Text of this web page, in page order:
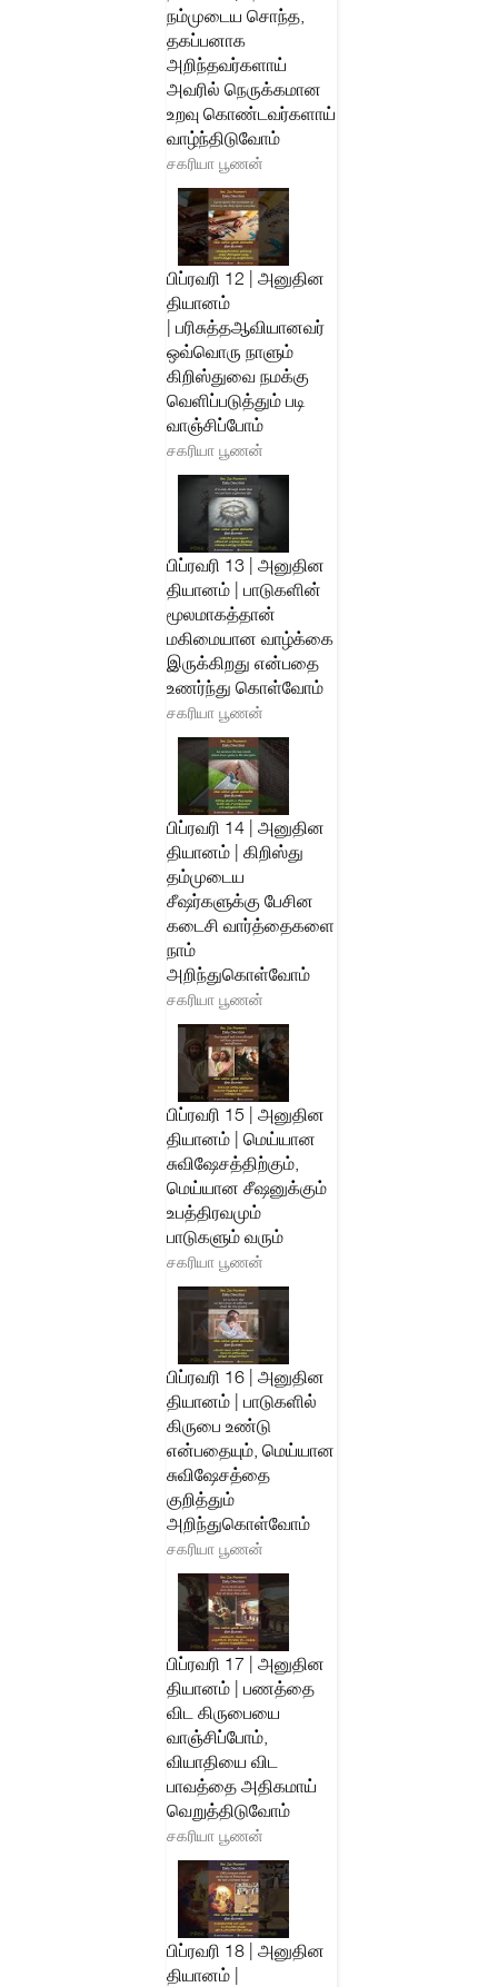
நம்முடைய சொந்த,
தகப்பனாக
அறிந்தவர்களாய்
அவரில் நெருக்கமான
உறவு கொண்டவர்களாய்
வாழ்ந்திடுவோம்
சகரியா பூணன்
பிப்ரவரி 12 | அனுதின
தியானம்
| பரிசுத்தஆவியானவர்
ஒவ்வொரு நாளும்
கிறிஸ்துவை நமக்கு
வெளிப்படுத்தும் படி
வாஞ்சிப்போம்
சகரியா பூணன்
பிப்ரவரி 13 | அனுதின
தியானம் | பாடுகளின்
மூலமாகத்தான்
மகிமையான வாழ்க்கை
இருக்கிறது என்பதை
உணர்ந்து கொள்வோம்
சகரியா பூணன்
பிப்ரவரி 14 | அனுதின
தியானம் | கிறிஸ்து
தம்முடைய
சீஷர்களுக்கு பேசின
கடைசி வார்த்தைகளை
நாம்
அறிந்துகொள்வோம்
சகரியா பூணன்
பிப்ரவரி 15 | அனுதின
தியானம் | மெய்யான
சுவிஷேசத்திற்கும்,
மெய்யான சீஷனுக்கும்
உபத்திரவமும்
பாடுகளும் வரும்
சகரியா பூணன்
பிப்ரவரி 16 | அனுதின
தியானம் | பாடுகளில்
கிருபை உண்டு
என்பதையும், மெய்யான
சுவிஷேசத்தை
குறித்தும்
அறிந்துகொள்வோம்
சகரியா பூணன்
பிப்ரவரி 17 | அனுதின
தியானம் | பணத்தை
விட கிருபையை
வாஞ்சிப்போம்,
வியாதியை விட
பாவத்தை அதிகமாய்
வெறுத்திடுவோம்
சகரியா பூணன்
பிப்ரவரி 18 | அனுதின
தியானம் |